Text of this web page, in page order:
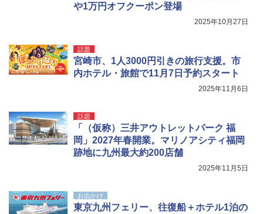
や1万円オフクーポン登場
2025年10月27日
話題
宮崎市、1人3000円引きの旅行支援。市
内ホテル・旅館で11月7日予約スタート
2025年11月6日
話題
「（仮称）三井アウトレットパーク 福
岡」2027年春開業。マリノアシティ福岡
跡地に九州最大約200店舗
2025年11月5日
お出かけ
東京九州フェリー、往復船＋ホテル1泊の